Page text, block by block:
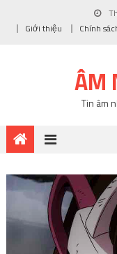
Giới thiệu
Chính
ÂM
Tin âm